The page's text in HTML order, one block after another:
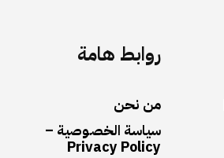
روابط هامة
من نحن
سياسة الخصوصية –
Privacy Policy